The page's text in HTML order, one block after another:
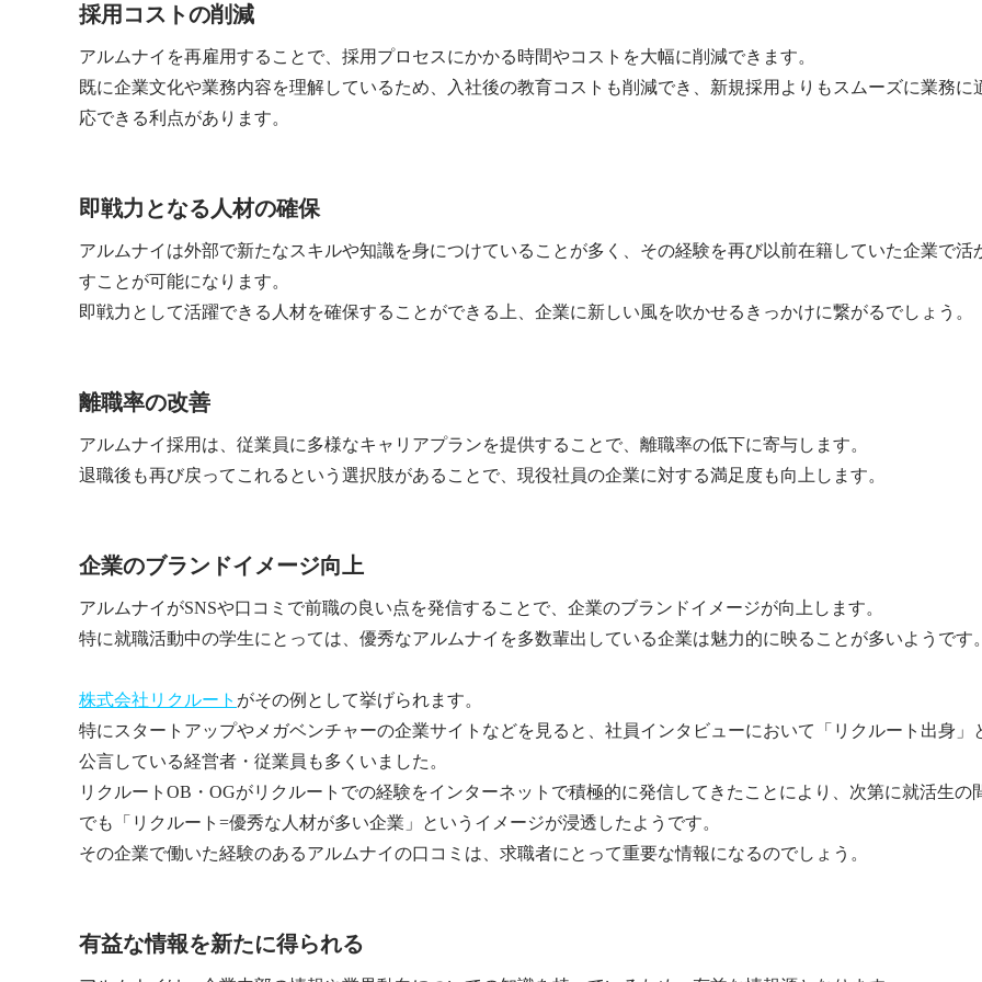
採用コストの削減
アルムナイを再雇用することで、採用プロセスにかかる時間やコストを大幅に削減できます。
既に企業文化や業務内容を理解しているため、入社後の教育コストも削減でき、新規採用よりもスムーズに業務に
応できる利点があります。
即戦力となる人材の確保
アルムナイは外部で新たなスキルや知識を身につけていることが多く、その経験を再び以前在籍していた企業で活
すことが可能になります。
即戦力として活躍できる人材を確保することができる上、企業に新しい風を吹かせるきっかけに繋がるでしょう。
離職率の改善
アルムナイ採用は、従業員に多様なキャリアプランを提供することで、離職率の低下に寄与します。
退職後も再び戻ってこれるという選択肢があることで、現役社員の企業に対する満足度も向上します。
企業のブランドイメージ向上
アルムナイがSNSや口コミで前職の良い点を発信することで、企業のブランドイメージが向上します。
特に就職活動中の学生にとっては、優秀なアルムナイを多数輩出している企業は魅力的に映ることが多いようです
株式会社リクルート がその例として挙げられます。
特にスタートアップやメガベンチャーの企業サイトなどを見ると、社員インタビューにおいて「リクルート出身」
公言している経営者・従業員も多くいました。
リクルートOB・OGがリクルートでの経験をインターネットで積極的に発信してきたことにより、次第に就活生の
でも「リクルート=優秀な人材が多い企業」というイメージが浸透したようです。
その企業で働いた経験のあるアルムナイの口コミは、求職者にとって重要な情報になるのでしょう。
有益な情報を新たに得られる